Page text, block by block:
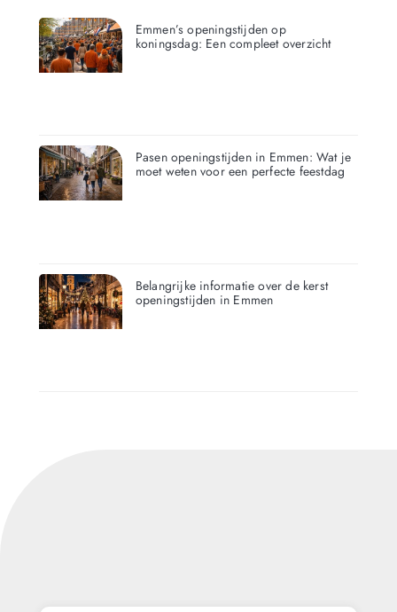
Emmen’s openingstijden op
koningsdag: Een compleet overzicht
Pasen openingstijden in Emmen: Wat je
moet weten voor een perfecte feestdag
Belangrijke informatie over de kerst
openingstijden in Emmen